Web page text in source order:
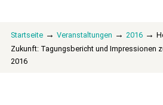
Startseite → Veranstaltungen → 2016 →
Zukunft: Tagungsbericht und Impressionen
2016